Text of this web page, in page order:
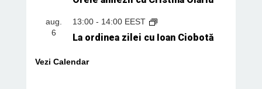
aug.
6
13:00- 14:00 EEST
La ordinea zilei cu Ioan Ciobotă
Vezi Calendar